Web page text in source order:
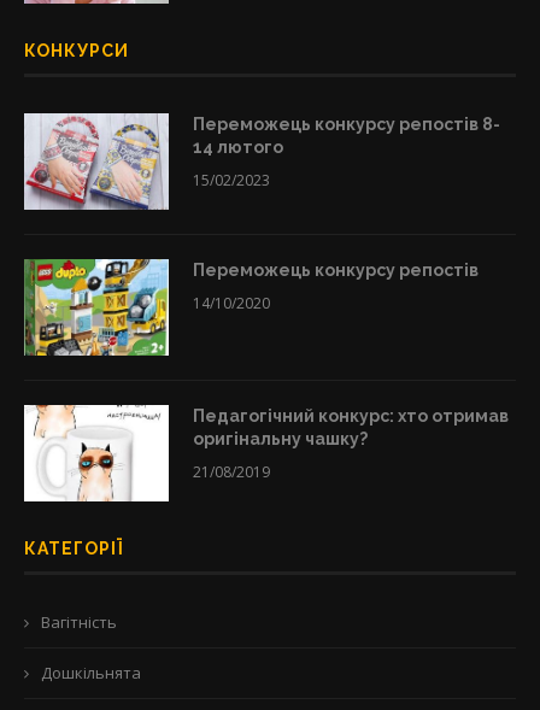
КОНКУРСИ
Переможець конкурсу репостів 8-
14 лютого
15/02/2023
Переможець конкурсу репостів
14/10/2020
Педагогічний конкурс: хто отримав
оригінальну чашку?
21/08/2019
КАТЕГОРІЇ
Вагітність
Дошкільнята